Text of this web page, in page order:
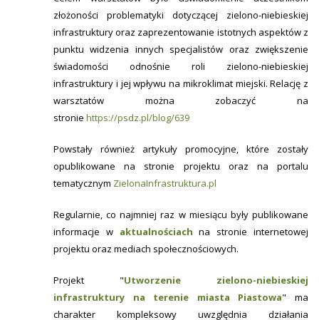
złożoności problematyki dotyczącej zielono-niebieskiej
infrastruktury oraz zaprezentowanie istotnych aspektów z
punktu widzenia innych specjalistów oraz zwiększenie
świadomości odnośnie roli zielono-niebieskiej
infrastruktury i jej wpływu na mikroklimat miejski. Relację z
warsztatów można zobaczyć na
stronie https://psdz.pl/blog/639
Powstały również artykuły promocyjne, które zostały
opublikowane na stronie projektu oraz na portalu
tematycznym ZielonaInfrastruktura.pl
Regularnie, co najmniej raz w miesiącu były publikowane
informacje w aktualnościach na stronie internetowej
projektu oraz mediach społecznościowych.
Projekt "Utworzenie zielono-niebieskiej
infrastruktury na terenie miasta Piastowa" ma
charakter kompleksowy uwzględnia działania